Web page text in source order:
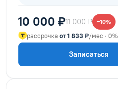
10 000 ₽11 000 ₽ −10%
рассрочка от 1 833 ₽/мес · 0%
Записаться